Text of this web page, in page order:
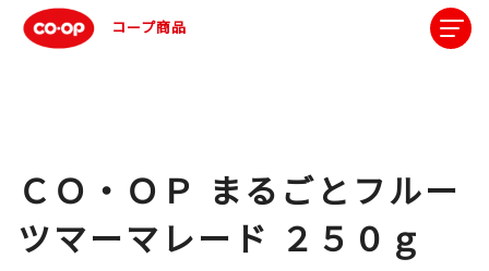
コープ商品
ＣＯ・ＯＰ まるごとフルー
ツマーマレード ２５０ｇ